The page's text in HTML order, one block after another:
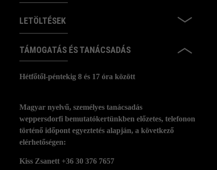
LETÖLTÉSEK
TÁMOGATÁS ÉS TANÁCSADÁS
Hétfőtől-péntekig 8 és 17 óra között
Magyar nyelvű, személyes tanácsadás
weppersdorfi bemutatókertünkben előzetes, telefonon
történő időpont egyeztetés alapján, a következő
elérhetőségen:
Kiss Zsanett +36 30 376 7657